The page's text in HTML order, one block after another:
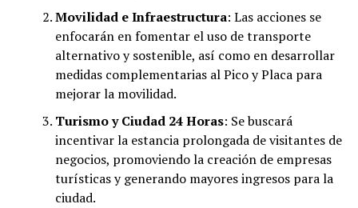
Movilidad e Infraestructura: Las acciones se
enfocarán en fomentar el uso de transporte
alternativo y sostenible, así como en desarrollar
medidas complementarias al Pico y Placa para
mejorar la movilidad.
Turismo y Ciudad 24 Horas: Se buscará
incentivar la estancia prolongada de visitantes de
negocios, promoviendo la creación de empresas
turísticas y generando mayores ingresos para la
ciudad.